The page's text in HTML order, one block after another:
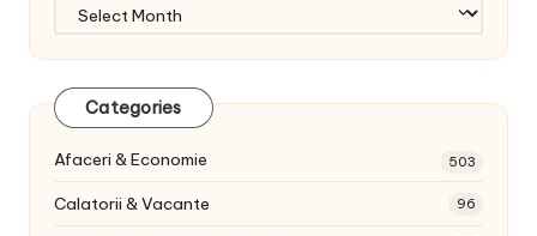
Categories
Afaceri & Economie 503
Calatorii & Vacante 96